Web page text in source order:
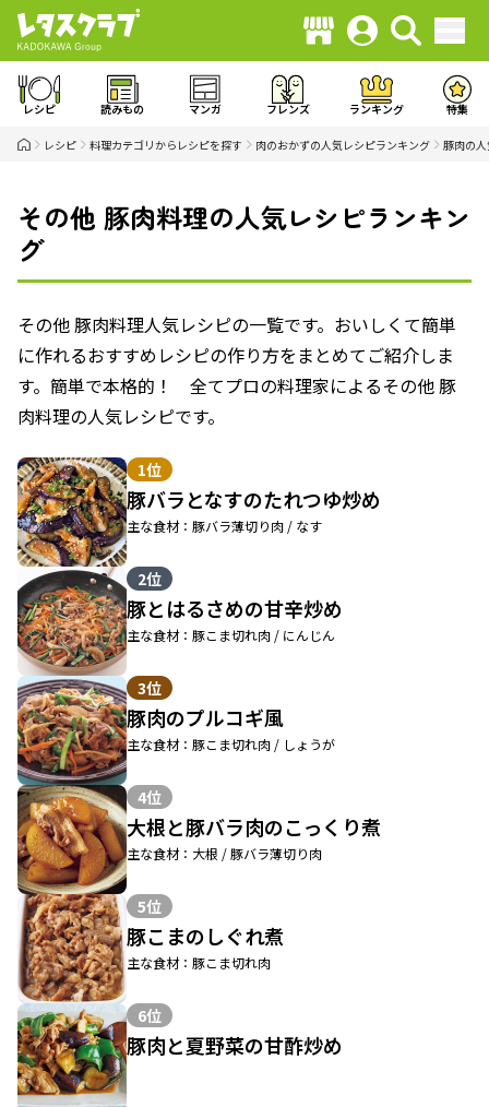
レシピ 読みもの マンガ フレンズ ランキング 特集
レシピ 料理カテゴリからレシピを探す 肉のおかずの人気レシピランキング 豚肉の
その他 豚肉料理の人気レシピランキン
グ
その他 豚肉料理人気レシピの一覧です。おいしくて簡単
に作れるおすすめレシピの作り方をまとめてご紹介しま
す。簡単で本格的！ 全てプロの料理家によるその他 豚
肉料理の人気レシピです。
1位
豚バラとなすのたれつゆ炒め
主な食材：豚バラ薄切り肉 / なす
2位
豚とはるさめの甘辛炒め
主な食材：豚こま切れ肉 / にんじん
3位
豚肉のプルコギ風
主な食材：豚こま切れ肉 / しょうが
4位
大根と豚バラ肉のこっくり煮
主な食材：大根 / 豚バラ薄切り肉
5位
豚こまのしぐれ煮
主な食材：豚こま切れ肉
6位
豚肉と夏野菜の甘酢炒め